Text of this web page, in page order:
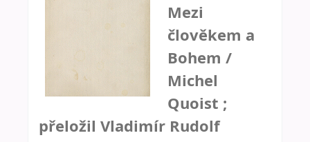
Mezi
člověkem a
Bohem /
Michel
Quoist ;
přeložil Vladimír Rudolf